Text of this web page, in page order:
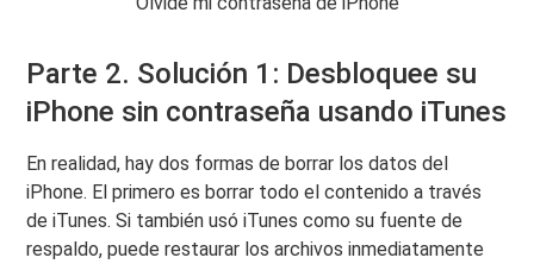
Parte 2. Solución 1: Desbloquee su
iPhone sin contraseña usando iTunes
En realidad, hay dos formas de borrar los datos del
iPhone. El primero es borrar todo el contenido a través
de iTunes. Si también usó iTunes como su fuente de
respaldo, puede restaurar los archivos inmediatamente